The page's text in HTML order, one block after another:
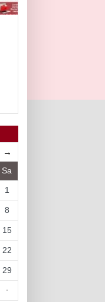
→
Sa
1
8
15
22
29
·